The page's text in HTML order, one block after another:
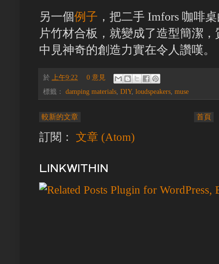
另一個例子 ，把二手 Imfors 咖啡
片竹材合板，就變成了造型簡潔
中見神奇的創造力實在令人讚嘆。
於 上午9:22
0 意見
標籤： damping materials DIY, loudspeakers muse
較新的文章 首頁
訂閱： 文章 (Atom)
LINKWITHIN